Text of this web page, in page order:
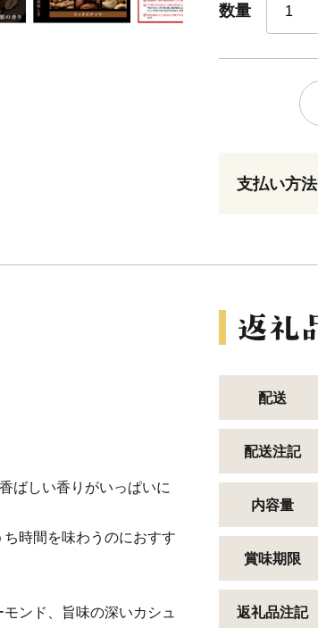
数量
支払い方法
ばしい香りがいっぱいに
時間を味わうのにおすす
ンド、旨味の深いカシュ
配送
配送注記
内容量
賞味期限
返礼品注記